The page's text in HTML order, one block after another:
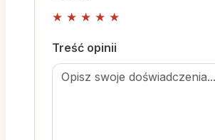
★ ★ ★ ★ ★
Treść opinii